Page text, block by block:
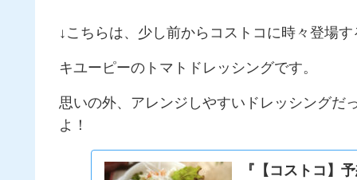
↓こちらは、少し前からコストコに時々登場す
キユーピーのトマトドレッシングです。
思いの外、アレンジしやすいドレッシングだ
よ！
『【コストコ】